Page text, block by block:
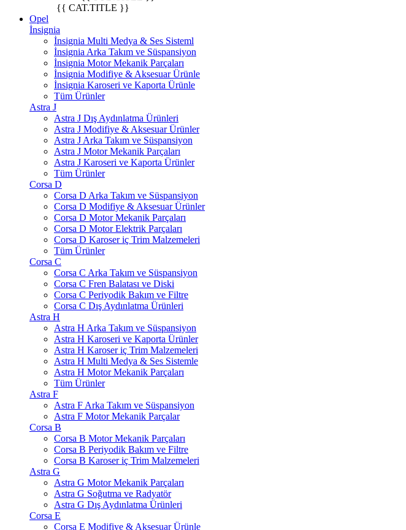
{{ CAT.TITLE }}
Opel
İnsignia
İnsignia Multi Medya & Ses Sisteml
İnsignia Arka Takım ve Süspansiyon
İnsignia Motor Mekanik Parçaları
İnsignia Modifiye & Aksesuar Ürünle
İnsignia Karoseri ve Kaporta Ürünle
Tüm Ürünler
Astra J
Astra J Dış Aydınlatma Ürünleri
Astra J Modifiye & Aksesuar Ürünler
Astra J Arka Takım ve Süspansiyon
Astra J Motor Mekanik Parçaları
Astra J Karoseri ve Kaporta Ürünler
Tüm Ürünler
Corsa D
Corsa D Arka Takım ve Süspansiyon
Corsa D Modifiye & Aksesuar Ürünler
Corsa D Motor Mekanik Parçaları
Corsa D Motor Elektrik Parçaları
Corsa D Karoser iç Trim Malzemeleri
Tüm Ürünler
Corsa C
Corsa C Arka Takım ve Süspansiyon
Corsa C Fren Balatası ve Diski
Corsa C Periyodik Bakım ve Filtre
Corsa C Dış Aydınlatma Ürünleri
Astra H
Astra H Arka Takım ve Süspansiyon
Astra H Karoseri ve Kaporta Ürünler
Astra H Karoser iç Trim Malzemeleri
Astra H Multi Medya & Ses Sistemle
Astra H Motor Mekanik Parçaları
Tüm Ürünler
Astra F
Astra F Arka Takım ve Süspansiyon
Astra F Motor Mekanik Parçalar
Corsa B
Corsa B Motor Mekanik Parçaları
Corsa B Periyodik Bakım ve Filtre
Corsa B Karoser iç Trim Malzemeleri
Astra G
Astra G Motor Mekanik Parçaları
Astra G Soğutma ve Radyatör
Astra G Dış Aydınlatma Ürünleri
Corsa E
Corsa E Modifiye & Aksesuar Ürünle